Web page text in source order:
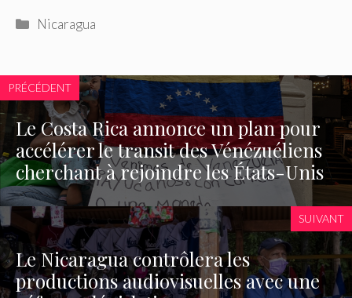
Catégories
Nicaragua
PRÉCÉDENT
Le Costa Rica annonce un plan pour
accélérer le transit des Vénézuéliens
cherchant à rejoindre les États-Unis
SUIVANT
Le Nicaragua contrôlera les
productions audiovisuelles avec une